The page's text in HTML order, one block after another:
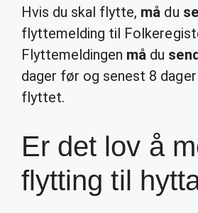
Hvis du skal flytte, må du
flyttemelding til
Flyttemeldingen må du
dager før og senest 8
flyttet.
Er det lov å
flytting til